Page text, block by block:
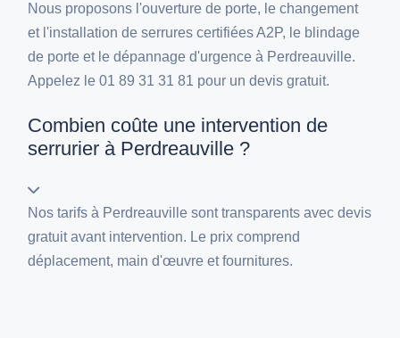
Nous proposons l'ouverture de porte, le changement
et l'installation de serrures certifiées A2P, le blindage
de porte et le dépannage d'urgence à Perdreauville.
Appelez le 01 89 31 31 81 pour un devis gratuit.
Combien coûte une intervention de
serrurier à Perdreauville ?
Nos tarifs à Perdreauville sont transparents avec devis
gratuit avant intervention. Le prix comprend
déplacement, main d'œuvre et fournitures.